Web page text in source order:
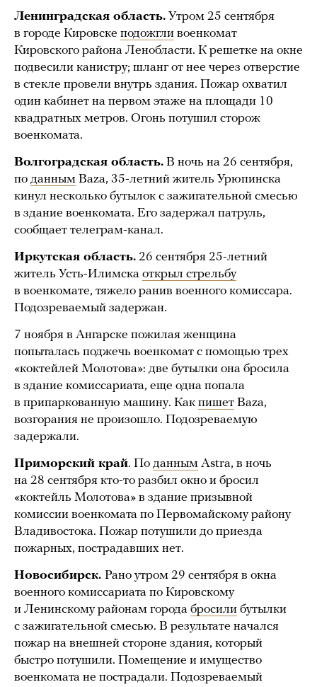
Ленинградская область. Утром 25 сентября
в городе Кировске подожгли военкомат
Кировского района Ленобласти. К решетке на окне
подвесили канистру; шланг от нее через отверстие
в стекле провели внутрь здания. Пожар охватил
один кабинет на первом этаже на площади 10
квадратных метров. Огонь потушил сторож
военкомата.
Волгоградская область. В ночь на 26 сентября,
по данным Baza, 35-летний житель Урюпинска
кинул несколько бутылок с зажигательной смесью
в здание военкомата. Его задержал патруль,
сообщает телеграм-канал.
Иркутская область. 26 сентября 25-летний
житель Усть-Илимска открыл стрельбу
в военкомате, тяжело ранив военного комиссара.
Подозреваемый задержан.
7 ноября в Ангарске пожилая женщина
попыталась поджечь военкомат с помощью трех
«коктейлей Молотова»: две бутылки она бросила
в здание комиссариата, еще одна попала
в припаркованную машину. Как пишет Baza,
возгорания не произошло. Подозреваемую
задержали.
Приморский край. По данным Astra, в ночь
на 28 сентября кто-то разбил окно и бросил
«коктейль Молотова» в здание призывной
комиссии военкомата по Первомайскому району
Владивостока. Пожар потушили до приезда
пожарных, пострадавших нет.
Новосибирск. Рано утром 29 сентября в окна
военного комиссариата по Кировскому
и Ленинскому районам города бросили бутылки
с зажигательной смесью. В результате начался
пожар на внешней стороне здания, который
быстро потушили. Помещение и имущество
военкомата не пострадали. Подозреваемый